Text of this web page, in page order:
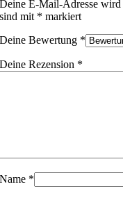
Deine E-Mail-Adresse
sind mit * markiert
Deine Bewertung *
Deine Rezension *
Name *